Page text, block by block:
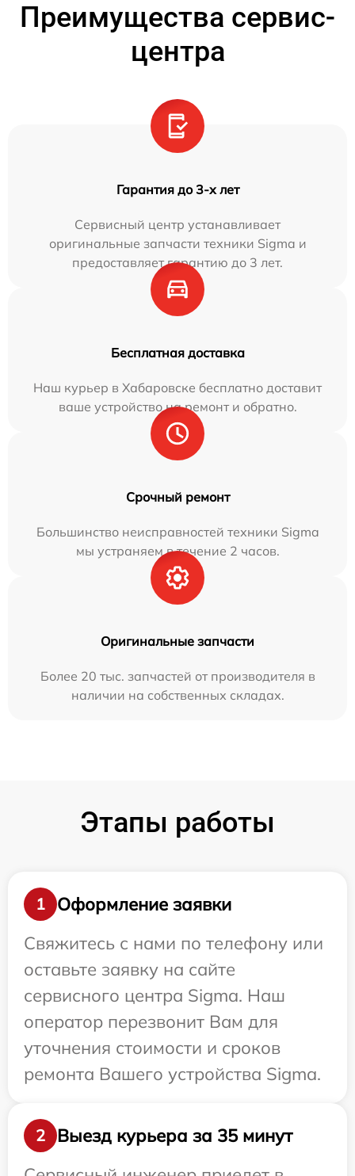
Преимущества сервис-
центра
Гарантия до 3-х лет
Сервисный центр устанавливает
оригинальные запчасти техники Sigma и
предоставляет гарантию до 3 лет.
Бесплатная доставка
Наш курьер в Хабаровске бесплатно доставит
ваше устройство на ремонт и обратно.
Срочный ремонт
Большинство неисправностей техники Sigma
мы устраняем в течение 2 часов.
Оригинальные запчасти
Более 20 тыс. запчастей от производителя в
наличии на собственных складах.
Этапы работы
1
Оформление заявки
Свяжитесь с нами по телефону или
оставьте заявку на сайте
сервисного центра Sigma. Наш
оператор перезвонит Вам для
уточнения стоимости и сроков
ремонта Вашего устройства Sigma.
2
Выезд курьера за 35 минут